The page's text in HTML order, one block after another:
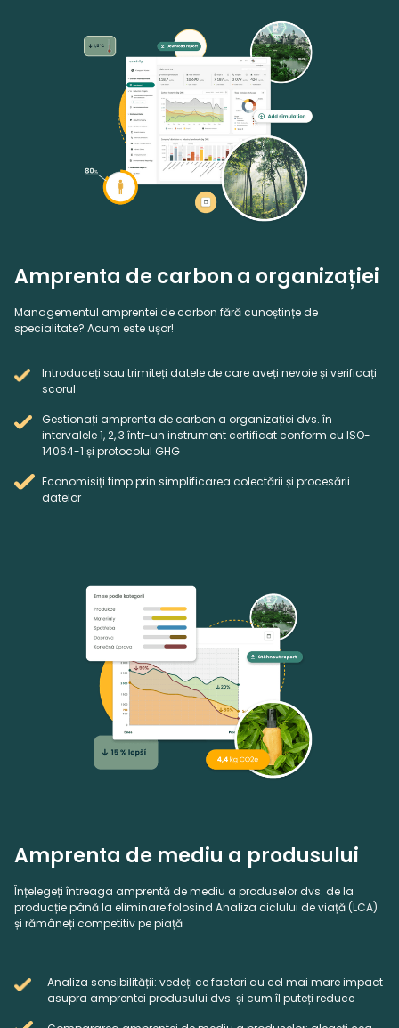
Amprenta de carbon a organizației
Managementul amprentei de carbon fără cunoștințe de
specialitate? Acum este ușor!
Introduceți sau trimiteți datele de care aveți nevoie și verificați
scorul
Gestionați amprenta de carbon a organizației dvs. în
intervalele 1, 2, 3 într-un instrument certificat conform cu ISO-
14064-1 și protocolul GHG
Economisiți timp prin simplificarea colectării și procesării
datelor
Amprenta de mediu a produsului
Înțelegeți întreaga amprentă de mediu a produselor dvs. de la
producție până la eliminare folosind Analiza ciclului de viață (LCA)
și rămâneți competitiv pe piață
Analiza sensibilității: vedeți ce factori au cel mai mare impact
asupra amprentei produsului dvs. și cum îl puteți reduce